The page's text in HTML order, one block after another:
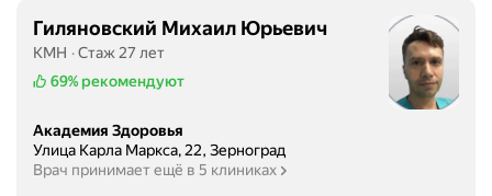
Гиляновский Михаил Юрьевич
КМН
Стаж 27 лет
69% рекомендуют
Академия Здоровья
Улица Карла Маркса, 22, Зерноград
Врач принимает ещё в 5 клиниках